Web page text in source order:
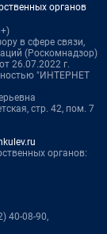
органов
в сфере связи,
(Роскомнадзор)
26.07.2022 г.
"ИНТЕРНЕТ
стр. 42, пом. 7
органов:
40-08-90,